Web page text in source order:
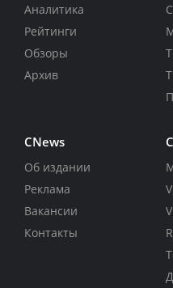
Аналитика
Рейтинги
Обзоры
Архив
CNews
Об издании
Реклама
Вакансии
Контакты